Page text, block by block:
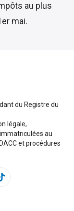
au plus
mai.
du Registre du
légale,
au
et procédures